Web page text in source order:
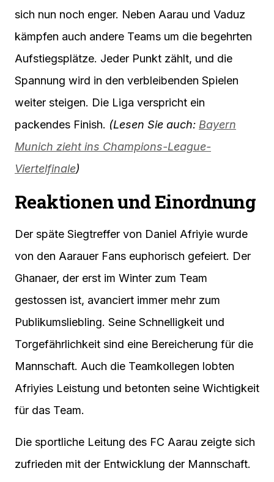
sich nun noch enger. Neben Aarau und Vaduz
kämpfen auch andere Teams um die begehrten
Aufstiegsplätze. Jeder Punkt zählt, und die
Spannung wird in den verbleibenden Spielen
weiter steigen. Die Liga verspricht ein
packendes Finish. (Lesen Sie auch: Bayern
Munich zieht ins Champions-League-
Viertelfinale)
Reaktionen und Einordnung
Der späte Siegtreffer von Daniel Afriyie wurde
von den Aarauer Fans euphorisch gefeiert. Der
Ghanaer, der erst im Winter zum Team
gestossen ist, avanciert immer mehr zum
Publikumsliebling. Seine Schnelligkeit und
Torgefährlichkeit sind eine Bereicherung für die
Mannschaft. Auch die Teamkollegen lobten
Afriyies Leistung und betonten seine Wichtigkeit
für das Team.
Die sportliche Leitung des FC Aarau zeigte sich
zufrieden mit der Entwicklung der Mannschaft.